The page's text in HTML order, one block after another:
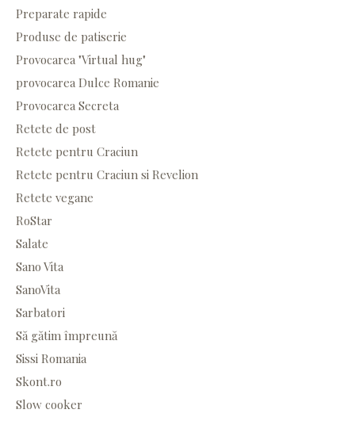
Preparate rapide
Produse de patiserie
Provocarea "Virtual hug"
provocarea Dulce Romanie
Provocarea Secreta
Retete de post
Retete pentru Craciun
Retete pentru Craciun si Revelion
Retete vegane
RoStar
Salate
Sano Vita
SanoVita
Sarbatori
Să gătim împreună
Sissi Romania
Skont.ro
Slow cooker